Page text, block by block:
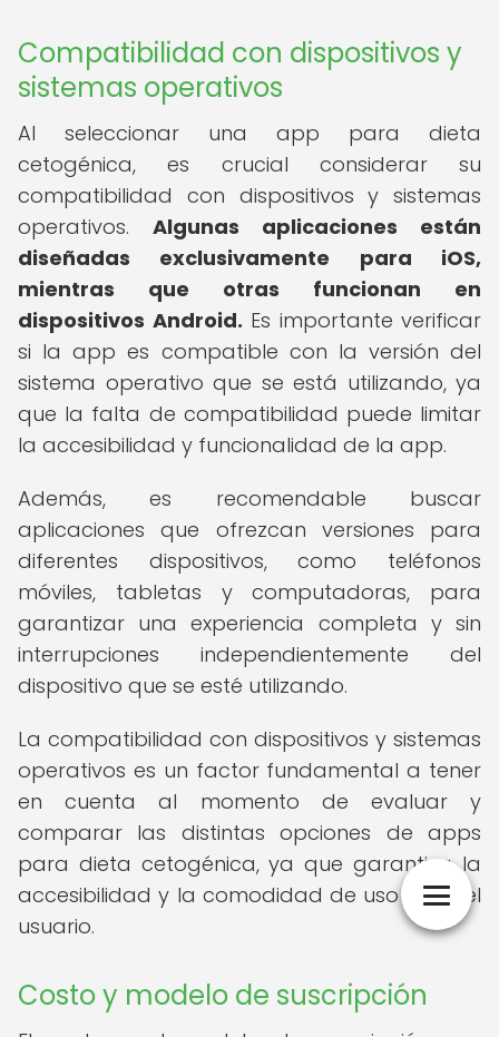
Compatibilidad con dispositivos y
sistemas operativos
Al seleccionar una app para dieta
cetogénica, es crucial considerar su
compatibilidad con dispositivos y sistemas
operativos. Algunas aplicaciones están
diseñadas exclusivamente para iOS,
mientras que otras funcionan en
dispositivos Android. Es importante verificar
si la app es compatible con la versión del
sistema operativo que se está utilizando, ya
que la falta de compatibilidad puede limitar
la accesibilidad y funcionalidad de la app.
Además, es recomendable buscar
aplicaciones que ofrezcan versiones para
diferentes dispositivos, como teléfonos
móviles, tabletas y computadoras, para
garantizar una experiencia completa y sin
interrupciones independientemente del
dispositivo que se esté utilizando.
La compatibilidad con dispositivos y sistemas
operativos es un factor fundamental a tener
en cuenta al momento de evaluar y
comparar las distintas opciones de apps
para dieta cetogénica, ya que garantiza la
accesibilidad y la comodidad de uso para el
usuario.
Costo y modelo de suscripción